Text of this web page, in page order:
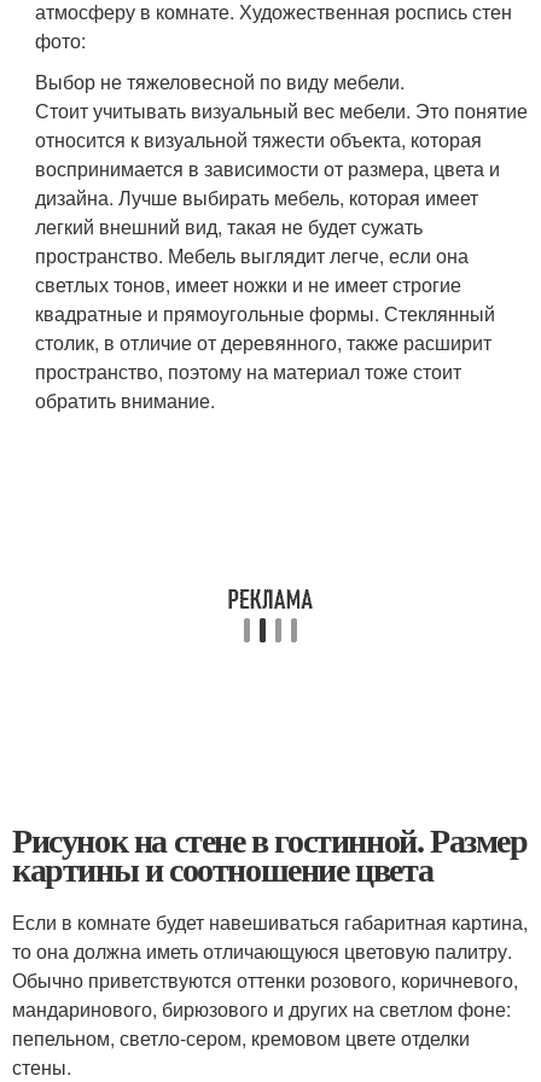
атмосферу в комнате. Художественная роспись стен
фото:
Выбор не тяжеловесной по виду мебели.
Стоит учитывать визуальный вес мебели. Это понятие
относится к визуальной тяжести объекта, которая
воспринимается в зависимости от размера, цвета и
дизайна. Лучше выбирать мебель, которая имеет
легкий внешний вид, такая не будет сужать
пространство. Мебель выглядит легче, если она
светлых тонов, имеет ножки и не имеет строгие
квадратные и прямоугольные формы. Стеклянный
столик, в отличие от деревянного, также расширит
пространство, поэтому на материал тоже стоит
обратить внимание.
Рисунок на стене в гостинной. Размер
картины и соотношение цвета
Если в комнате будет навешиваться габаритная картина,
то она должна иметь отличающуюся цветовую палитру.
Обычно приветствуются оттенки розового, коричневого,
мандаринового, бирюзового и других на светлом фоне:
пепельном, светло-сером, кремовом цвете отделки
стены.